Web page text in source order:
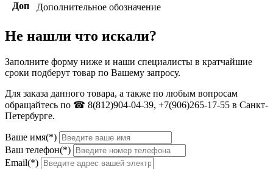
Доп
Дополнительное обозначение
Не нашли что искали?
Заполните форму ниже и наши специалисты в кратчайшие
сроки подберут товар по Вашему запросу.
Для заказа данного товара, а также по любым вопросам
обращайтесь по ☎ 8(812)904-04-39, +7(906)265-17-55 в Санкт-
Петербурге.
Ваше имя(*)
Ваш телефон(*)
Email(*)